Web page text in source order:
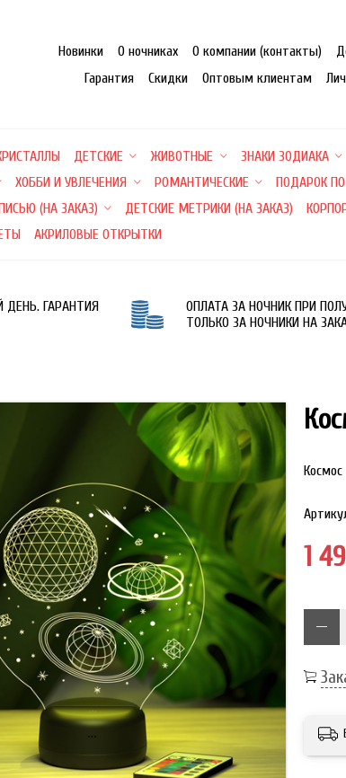
Новинки О ночниках О компании (контакты)
Гарантия
Скидки Оптовым клиентам
ДЕТСКИЕ ЖИВОТНЫЕ ЗНАКИ ЗОДИАКА
ХОББИ И УВЛЕЧЕНИЯ РОМАНТИЧЕСКИЕ ПОДАРОК
(НА ЗАКАЗ) ДЕТСКИЕ МЕТРИКИ (НА ЗАКАЗ)
АКРИЛОВЫЕ ОТКРЫТКИ
ДЕНЬ. ГАРАНТИЯ
ОПЛАТА ЗА НОЧНИК ПРИ
ТОЛЬКО ЗА НОЧНИКИ НА
1